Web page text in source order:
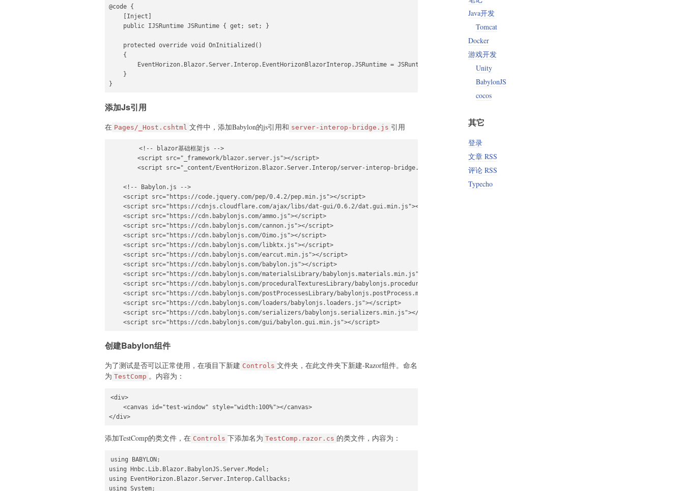
@code {
    [Inject]
    public IJSRuntime JSRuntime { get; set; }
    protected override void OnInitialized()
    {
        EventHorizon.Blazor.Server.Interop.EventHorizonBlazorInterop.JSRuntime = JSRuntime;
    }
}
添加Js引用
在 Pages/_Host.cshtml 文件中，添加Babylon的js引用和 server-interop-bridge.js 引用
        <!-- blazor基础框架js -->
        <script src="_framework/blazor.server.js"></script>
        <script src="_content/EventHorizon.Blazor.Server.Interop/server-interop-bridge.js"></script>
    <!-- Babylon.js -->
    <script src="https://code.jquery.com/pep/0.4.2/pep.min.js"></script>
    <script src="https://cdnjs.cloudflare.com/ajax/libs/dat-gui/0.6.2/dat.gui.min.js"></script>
    <script src="https://cdn.babylonjs.com/ammo.js"></script>
    <script src="https://cdn.babylonjs.com/cannon.js"></script>
    <script src="https://cdn.babylonjs.com/Oimo.js"></script>
    <script src="https://cdn.babylonjs.com/libktx.js"></script>
    <script src="https://cdn.babylonjs.com/earcut.min.js"></script>
    <script src="https://cdn.babylonjs.com/babylon.js"></script>
    <script src="https://cdn.babylonjs.com/materialsLibrary/babylonjs.materials.min.js"></script>
    <script src="https://cdn.babylonjs.com/proceduralTexturesLibrary/babylonjs.proceduralTextures.min.js"></script>
    <script src="https://cdn.babylonjs.com/postProcessesLibrary/babylonjs.postProcess.min.js"></script>
    <script src="https://cdn.babylonjs.com/loaders/babylonjs.loaders.js"></script>
    <script src="https://cdn.babylonjs.com/serializers/babylonjs.serializers.min.js"></script>
创建Babylon组件
为了测试是否可以正常使用，在项目下新建 Controls 文件夹，在此文件夹下新建-Razor组件。命名
为 TestComp 。内容为：
<div>
    <canvas id="test-window" style="width:100%"></canvas>
</div>
添加TestComp的类文件，在 Controls 下添加名为 TestComp.razor.cs 的类文件，内容为：
using BABYLON;
using Hnbc.Lib.Blazor.BabylonJS.Server.Model;
using EventHorizon.Blazor.Server.Interop.Callbacks;
using System;
Java开发
Tomcat
Docker
游戏开发
Unity
BabylonJS
cocos
其它
登录
文章 RSS
评论 RSS
Typecho